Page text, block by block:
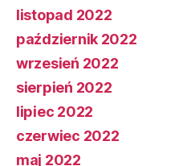
listopad 2022
październik 2022
wrzesień 2022
sierpień 2022
lipiec 2022
czerwiec 2022
maj 2022